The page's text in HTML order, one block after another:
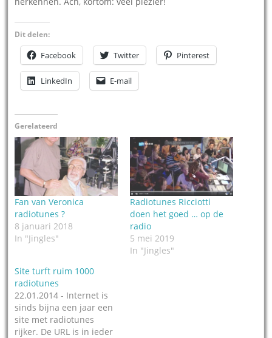
Dit delen:
Facebook Twitter Pinterest
LinkedIn E-mail
Gerelateerd
Fan van Veronica
radiotunes ?
8 januari 2018
In "Jingles"
Radiotunes Ricciotti
doen het goed … op de
radio
5 mei 2019
In "Jingles"
Site turft ruim 1000
radiotunes
22.01.2014 - Internet is
sinds bijna een jaar een
site met radiotunes
rijker. De URL is in ieder